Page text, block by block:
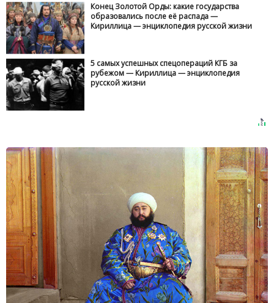
Конец Золотой Орды: какие государства
образовались после её распада —
Кириллица — энциклопедия русской жизни
5 самых успешных спецопераций КГБ за
рубежом — Кириллица — энциклопедия
русской жизни